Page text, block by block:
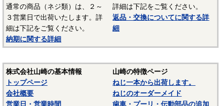
通常の商品（ネジ類）は、２～
３営業日で出荷いたします。詳
細は下記をご覧ください。
納期に関する詳細
詳細は下記をご覧ください。
返品・交換についてに関する詳
細
株式会社山崎の基本情報
トップページ
会社概要
営業日・営業時間
山崎の特徴ページ
ねじ一本から出荷します。
ねじのオーダーメイド
歯車・プーリ・伝動部品の追加